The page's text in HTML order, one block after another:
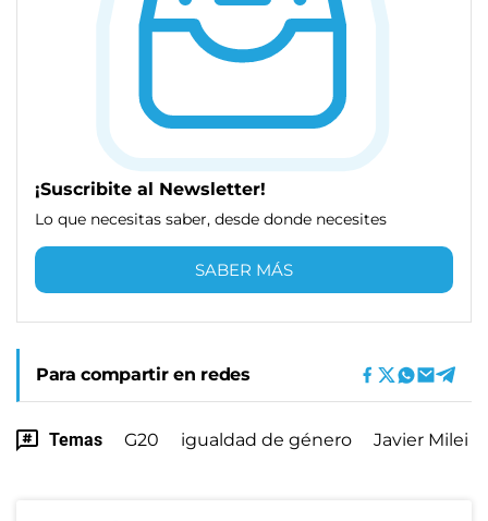
¡Suscribite al Newsletter!
Lo que necesitas saber, desde donde necesites
SABER MÁS
Para compartir en redes
Temas G20 igualdad de género Javier Milei